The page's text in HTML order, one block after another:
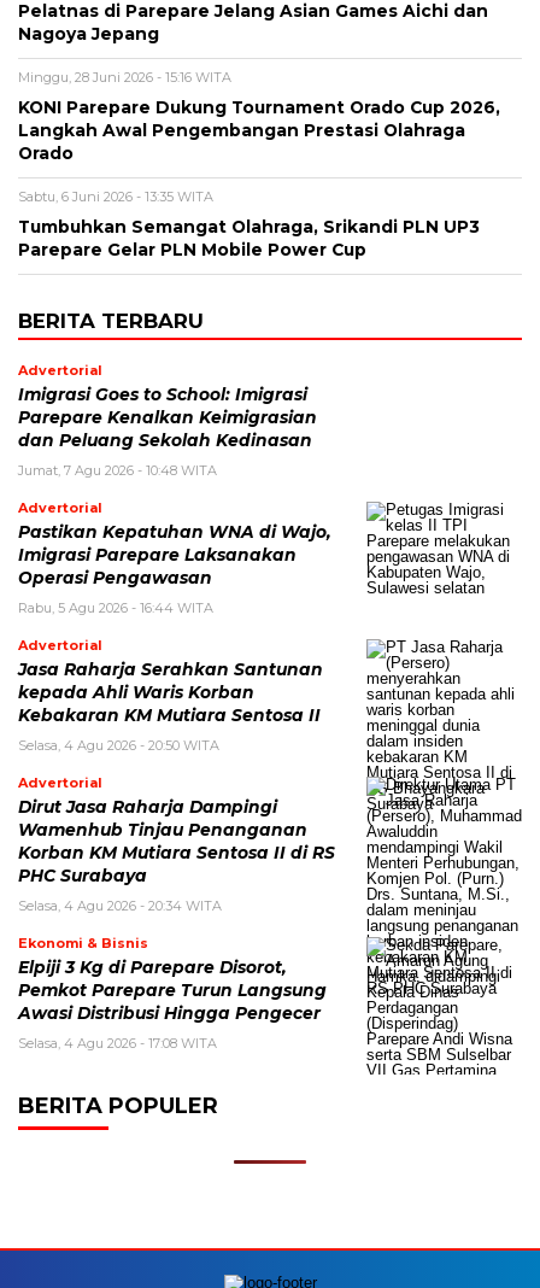
Pelatnas di Parepare Jelang Asian Games Aichi dan
Nagoya Jepang
Minggu, 28 Juni 2026 - 15:16 WITA
KONI Parepare Dukung Tournament Orado Cup 2026,
Langkah Awal Pengembangan Prestasi Olahraga
Orado
Sabtu, 6 Juni 2026 - 13:35 WITA
Tumbuhkan Semangat Olahraga, Srikandi PLN UP3
Parepare Gelar PLN Mobile Power Cup
BERITA TERBARU
Advertorial
Imigrasi Goes to School: Imigrasi
Parepare Kenalkan Keimigrasian
dan Peluang Sekolah Kedinasan
Jumat, 7 Agu 2026 - 10:48 WITA
Advertorial
Pastikan Kepatuhan WNA di Wajo,
Imigrasi Parepare Laksanakan
Operasi Pengawasan
Rabu, 5 Agu 2026 - 16:44 WITA
Advertorial
Jasa Raharja Serahkan Santunan
kepada Ahli Waris Korban
Kebakaran KM Mutiara Sentosa II
Selasa, 4 Agu 2026 - 20:50 WITA
Advertorial
Dirut Jasa Raharja Dampingi
Wamenhub Tinjau Penanganan
Korban KM Mutiara Sentosa II di RS
PHC Surabaya
Selasa, 4 Agu 2026 - 20:34 WITA
Ekonomi & Bisnis
Elpiji 3 Kg di Parepare Disorot,
Pemkot Parepare Turun Langsung
Awasi Distribusi Hingga Pengecer
Selasa, 4 Agu 2026 - 17:08 WITA
BERITA POPULER